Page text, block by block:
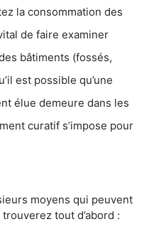
la consommation des
de faire examiner
bâtiments (fossés,
est possible qu’une
élue demeure dans les
curatif s’impose pour
moyens qui peuvent
tout d’abord :